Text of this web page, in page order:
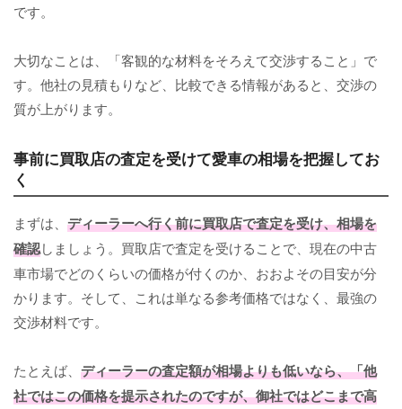
です。
大切なことは、「客観的な材料をそろえて交渉すること」で
す。他社の見積もりなど、比較できる情報があると、交渉の
質が上がります。
事前に買取店の査定を受けて愛車の相場を把握してお
く
まずは、 ディーラーへ行く前に買取店で査定を受け、相場を
確認しましょう。買取店で査定を受けることで、現在の中古
車市場でどのくらいの価格が付くのか、おおよその目安が分
かります。そして、これは単なる参考価格ではなく、最強の
交渉材料です。
たとえば、 ディーラーの査定額が相場よりも低いなら、「他
社ではこの価格を提示されたのですが、御社ではどこまで高